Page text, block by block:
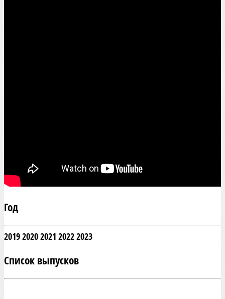
Год
201920202021 20222023
Список выпусков